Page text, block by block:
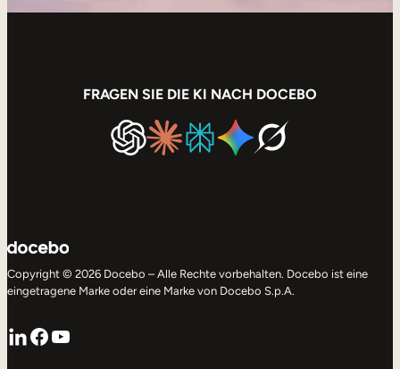
FRAGEN SIE DIE KI NACH DOCEBO
Copyright © 2026 Docebo – Alle Rechte vorbehalten. Docebo ist eine
eingetragene Marke oder eine Marke von Docebo S.p.A.
LinkedIn
Facebook
YouTube